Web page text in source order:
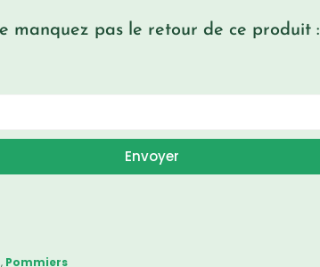
manquez pas le retour de ce produit :
Envoyer
, Pommiers